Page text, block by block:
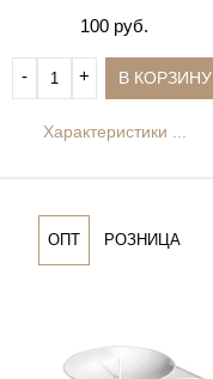
100 руб.
‐ + В КОРЗИНУ
Характеристики ...
ОПТ РОЗНИЦА